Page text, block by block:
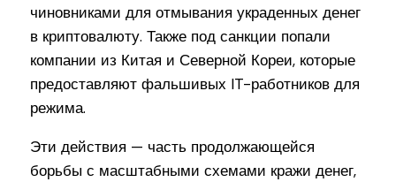
чиновниками для отмывания украденных денег
в криптовалюту. Также под санкции попали
компании из Китая и Северной Кореи, которые
предоставляют фальшивых IT-работников для
режима.
Эти действия — часть продолжающейся
борьбы с масштабными схемами кражи денег,